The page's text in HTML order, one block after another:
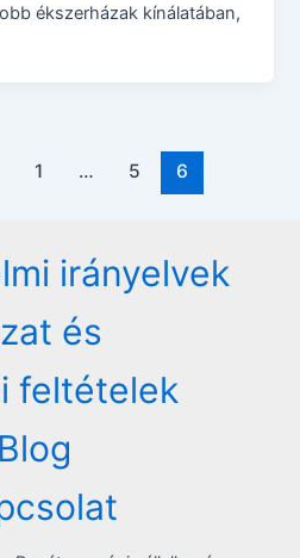
ékszerházak kínálatában,
1 … 5 6
irányelvek
és
feltételek
Blog